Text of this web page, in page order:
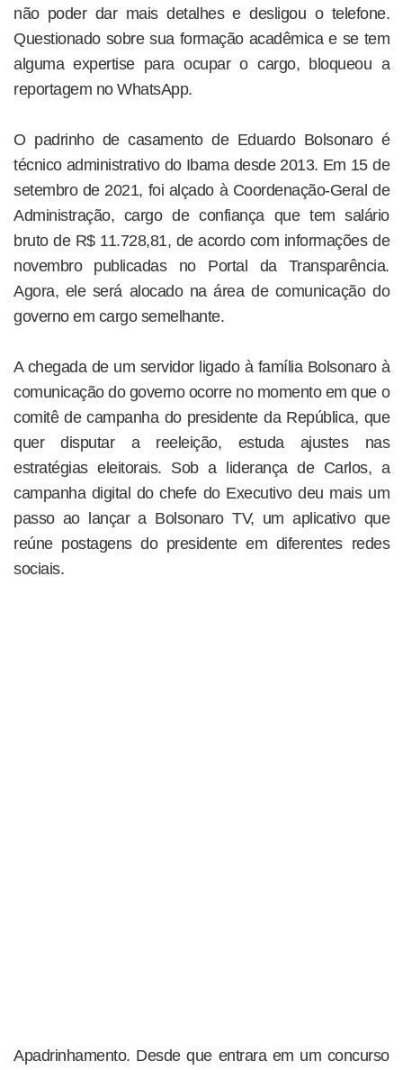
não poder dar mais detalhes e desligou o telefone.
Questionado sobre sua formação acadêmica e se tem
alguma expertise para ocupar o cargo, bloqueou a
reportagem no WhatsApp.
O padrinho de casamento de Eduardo Bolsonaro é
técnico administrativo do Ibama desde 2013. Em 15 de
setembro de 2021, foi alçado à Coordenação-Geral de
Administração, cargo de confiança que tem salário
bruto de R$ 11.728,81, de acordo com informações de
novembro publicadas no Portal da Transparência.
Agora, ele será alocado na área de comunicação do
governo em cargo semelhante.
A chegada de um servidor ligado à família Bolsonaro à
comunicação do governo ocorre no momento em que o
comitê de campanha do presidente da República, que
quer disputar a reeleição, estuda ajustes nas
estratégias eleitorais. Sob a liderança de Carlos, a
campanha digital do chefe do Executivo deu mais um
passo ao lançar a Bolsonaro TV, um aplicativo que
reúne postagens do presidente em diferentes redes
sociais.
Apadrinhamento. Desde que entrara em um concurso